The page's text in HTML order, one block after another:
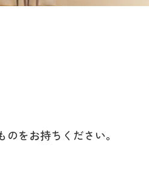
をお持ちください。